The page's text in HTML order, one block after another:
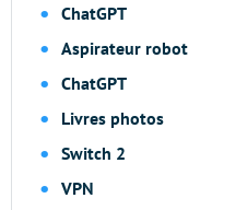
ChatGPT
Aspirateur robot
ChatGPT
Livres photos
Switch 2
VPN